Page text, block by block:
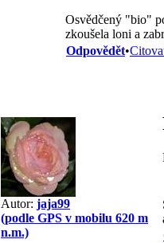
Osvědčený "bio"
zkoušela loni a
Odpovědět•
Autor: jaja99
(podle GPS v mobilu 620 m
n.m.)